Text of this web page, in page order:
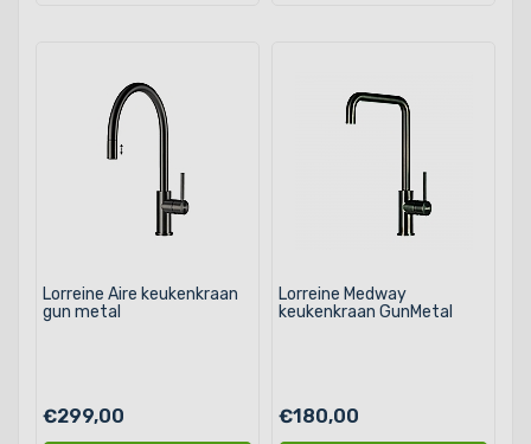
Lorreine Aire keukenkraan
gun metal
€299,00
Lorreine Medway
keukenkraan GunMetal
€180,00